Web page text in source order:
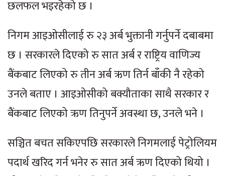
छलफल भइरहेको छ ।
निगम आइओसीलाई रु २३ अर्ब भुक्तानी गर्नुपर्ने दबाबमा
छ । सरकारले दिएको रु सात अर्ब र राष्ट्रिय वाणिज्य
बैंकबाट लिएको रु तीन अर्ब ऋण तिर्न बाँकी नै रहेको
उनले बताए । आइओसीको बक्यौताका साथै सरकार र
बैंकबाट लिएको ऋण तिनुपर्ने अवस्था छ, उनले भने ।
सञ्चित बचत सकिएपछि सरकारले निगमलाई पेट्रोलियम
पदार्थ खरिद गर्न भनेर रु सात अर्ब ऋण दिएको थियो ।